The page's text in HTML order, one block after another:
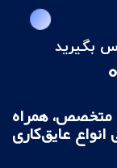
بگيريد
متخصص، همراه
عایق‌کاری